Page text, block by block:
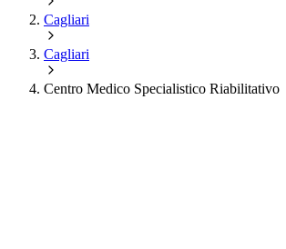
Cagliari
Cagliari
Centro Medico Specialistico Riabilitativo